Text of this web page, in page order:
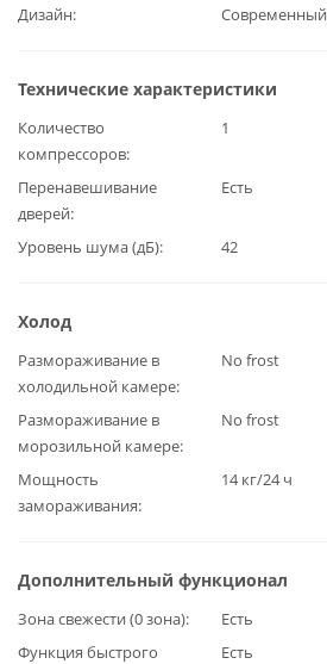
Дизайн Современный
Технические характеристики
Количество
компрессоров
1
Перенавешивание
дверей
Есть
Уровень шума (дБ) 42
Холод
Размораживание в
холодильной камере
No frost
Размораживание в
морозильной камере
No frost
Мощность
замораживания
14 кг/24 ч
Дополнительный функционал
Зона свежести (0 зона)
Есть
Функция быстрого
Есть